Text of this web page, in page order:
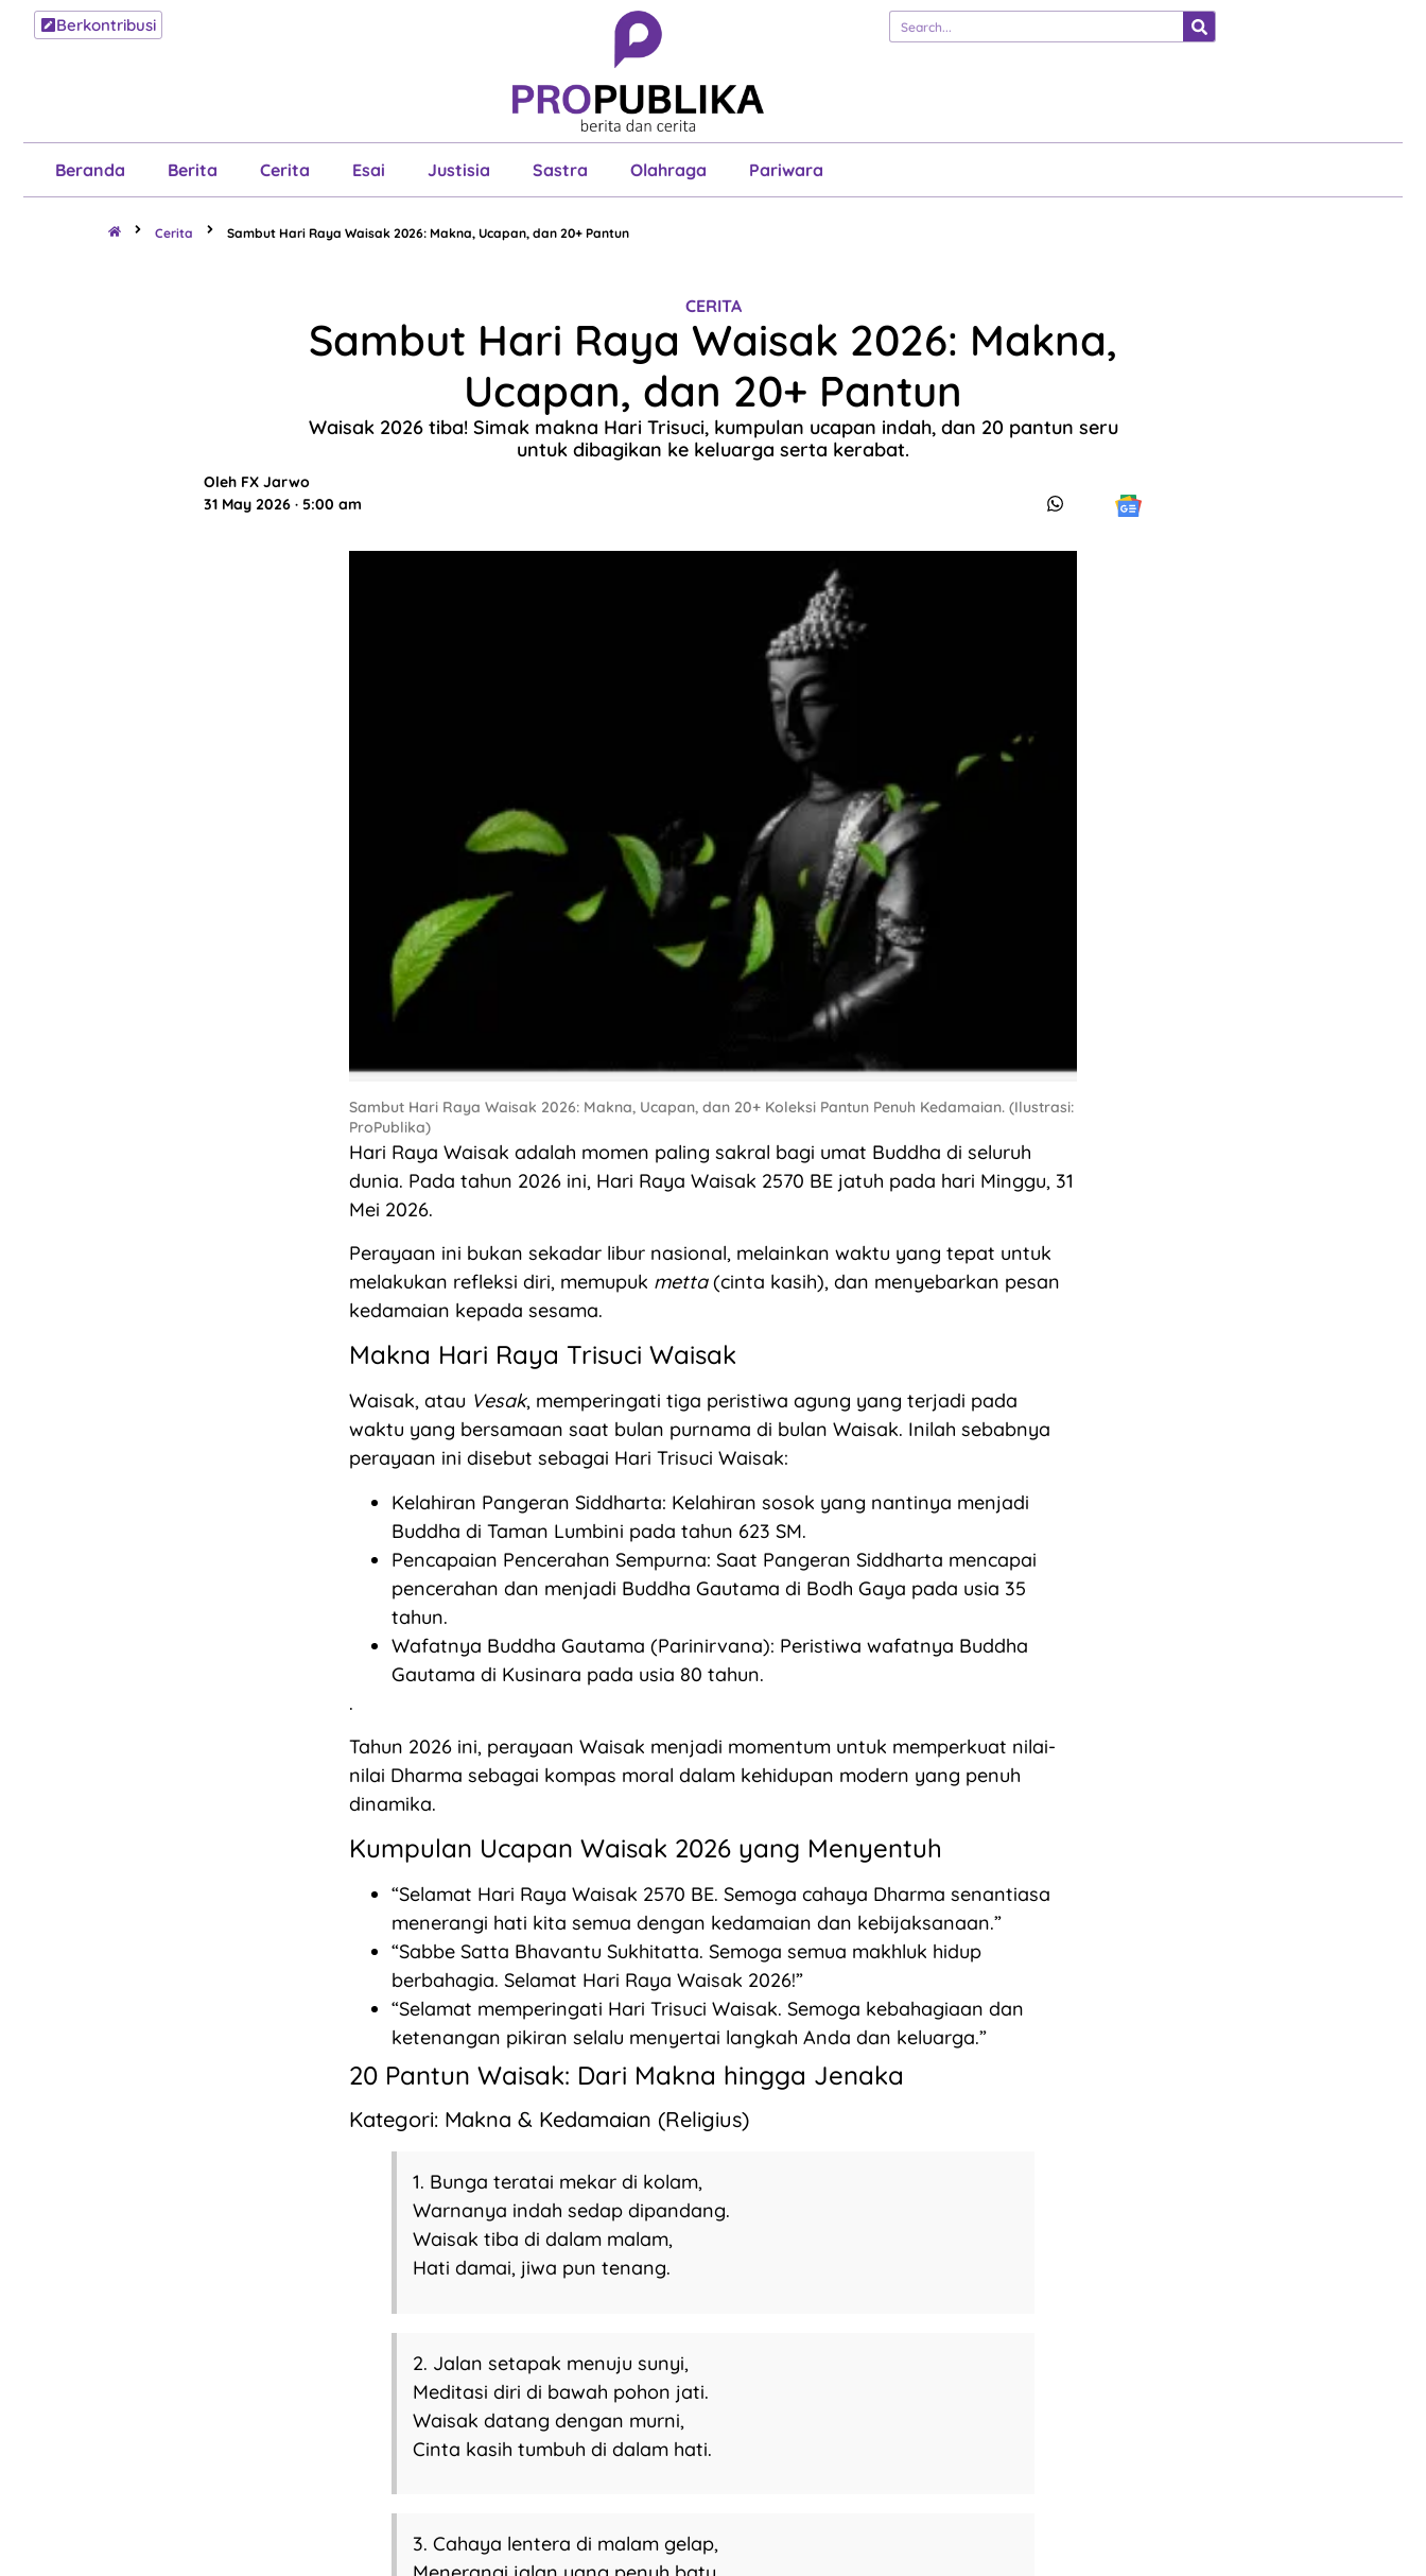
Berkontribusi
Beranda Berita Cerita Esai Justisia Sastra Olahraga Pariwara
Berita Cerita Esai Justisia
Pariwara
Cerita Sambut Hari Raya Waisak 2026: Makna, Ucapan, dan 20+ Pantun
CERITA
Sambut Hari Raya Waisak 2026: Makna,
Ucapan, dan 20+ Pantun
Waisak 2026 tiba! Simak makna Hari Trisuci, kumpulan ucapan indah, dan 20 pantun seru
untuk dibagikan ke keluarga serta kerabat.
Oleh FX Jarwo
31 May 2026 · 5:00 am
Sambut Hari Raya Waisak 2026: Makna, Ucapan, dan 20+ Koleksi Pantun Penuh Kedamaian. (Ilustrasi:
ProPublika)
Hari Raya Waisak adalah momen paling sakral bagi umat Buddha di seluruh
dunia. Pada tahun 2026 ini, Hari Raya Waisak 2570 BE jatuh pada hari Minggu, 31
Mei 2026.
Perayaan ini bukan sekadar libur nasional, melainkan waktu yang tepat untuk
melakukan refleksi diri, memupuk metta(cinta kasih), dan menyebarkan pesan
kedamaian kepada sesama.
Makna Hari Raya Trisuci Waisak
Waisak, atau Vesak, memperingati tiga peristiwa agung yang terjadi pada
waktu yang bersamaan saat bulan purnama di bulan Waisak. Inilah sebabnya
perayaan ini disebut sebagai Hari Trisuci Waisak:
Kelahiran Pangeran Siddharta: Kelahiran sosok yang nantinya menjadi
Buddha di Taman Lumbini pada tahun 623 SM.
Pencapaian Pencerahan Sempurna: Saat Pangeran Siddharta mencapai
pencerahan dan menjadi Buddha Gautama di Bodh Gaya pada usia 35
tahun.
Wafatnya Buddha Gautama (Parinirvana): Peristiwa wafatnya Buddha
Gautama di Kusinara pada usia 80 tahun.
.
Tahun 2026 ini, perayaan Waisak menjadi momentum untuk memperkuat nilai-
nilai Dharma sebagai kompas moral dalam kehidupan modern yang penuh
dinamika.
Kumpulan Ucapan Waisak 2026 yang Menyentuh
“Selamat Hari Raya Waisak 2570 BE. Semoga cahaya Dharma senantiasa
menerangi hati kita semua dengan kedamaian dan kebijaksanaan.”
“Sabbe Satta Bhavantu Sukhitatta. Semoga semua makhluk hidup
berbahagia. Selamat Hari Raya Waisak 2026!”
“Selamat memperingati Hari Trisuci Waisak. Semoga kebahagiaan dan
ketenangan pikiran selalu menyertai langkah Anda dan keluarga.”
20 Pantun Waisak: Dari Makna hingga Jenaka
Kategori: Makna & Kedamaian (Religius)
1. Bunga teratai mekar di kolam,
Warnanya indah sedap dipandang.
Waisak tiba di dalam malam,
Hati damai, jiwa pun tenang.
2. Jalan setapak menuju sunyi,
Meditasi diri di bawah pohon jati.
Waisak datang dengan murni,
Cinta kasih tumbuh di dalam hati.
3. Cahaya lentera di malam gelap,